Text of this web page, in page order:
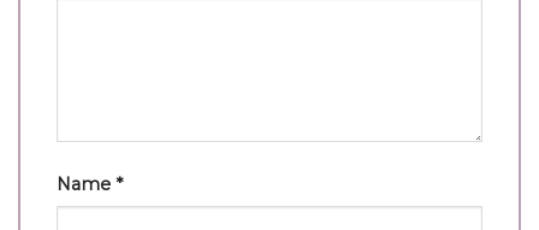
Name *